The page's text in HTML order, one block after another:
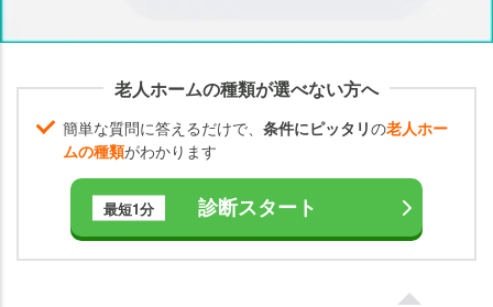
老人ホームの種類が選べない方へ
簡単な質問に答えるだけで、 条件にピッタリの老人ホー
ムの種類がわかります
最短1分 診断スタート
ら
で
想
定
さ
る
リ